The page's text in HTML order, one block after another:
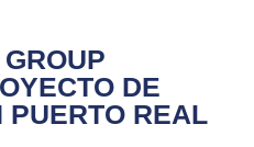
DE
PUERTO REAL